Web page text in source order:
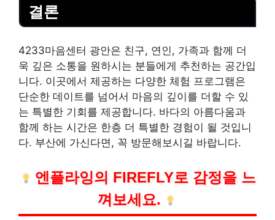
결론
4233마음센터 광안은 친구, 연인, 가족과 함께 더
욱 깊은 소통을 원하시는 분들에게 추천하는 공간입
니다. 이곳에서 제공하는 다양한 체험 프로그램은
단순한 데이트를 넘어서 마음의 깊이를 더할 수 있
는 특별한 기회를 제공합니다. 바다의 아름다움과
함께 하는 시간은 한층 더 특별한 경험이 될 것입니
다. 부산에 가신다면, 꼭 방문해보시길 바랍니다.
엔플라잉의 FIREFLY로 감정을 느
껴보세요.